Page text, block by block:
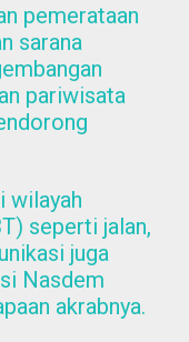
pemerataan
sarana
pariwisata
wilayah
seperti jalan,
juga
Nasdem
akrabnya.